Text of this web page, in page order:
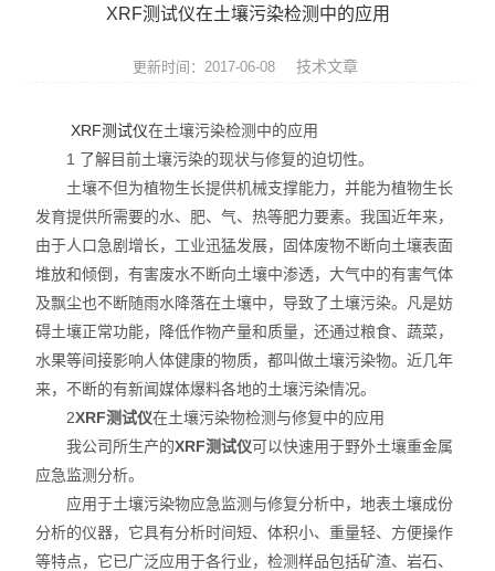
ROHS分析仪
卤素检测仪
环保检测仪
液相色谱仪
矿石分析仪
合金分析仪
元素分析仪
不锈钢分析仪
XRF测试仪在土壤污染检测中的应用
更新时间：2017-06-08 技术文章
XRF测试仪在土壤污染检测中的应用
1 了解目前土壤污染的现状与修复的迫切性。
土壤不但为植物生长提供机械支撑能力，并能为植物生长
发育提供所需要的水、肥、气、热等肥力要素。我国近年来，
由于人口急剧增长，工业迅猛发展，固体废物不断向土壤表面
堆放和倾倒，有害废水不断向土壤中渗透，大气中的有害气体
及飘尘也不断随雨水降落在土壤中，导致了土壤污染。凡是妨
碍土壤正常功能，降低作物产量和质量，还通过粮食、蔬菜，
水果等间接影响人体健康的物质，都叫做土壤污染物。近几年
来，不断的有新闻媒体爆料各地的土壤污染情况。
2XRF测试仪在土壤污染物检测与修复中的应用
我公司所生产的XRF测试仪可以快速用于野外土壤重金属
应急监测分析。
应用于土壤污染物应急监测与修复分析中，地表土壤成份
分析的仪器，它具有分析时间短、体积小、重量轻、方便操作
等特点，它已广泛应用于各行业，检测样品包括矿渣、岩石、